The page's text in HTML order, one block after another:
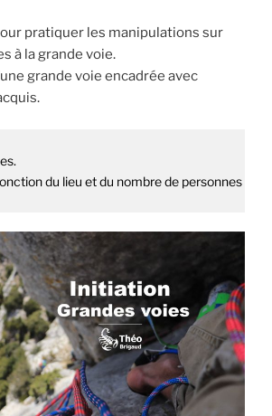
pratiquer les manipulations sur
à la grande voie.
grande voie encadrée avec
du lieu et du nombre de personnes